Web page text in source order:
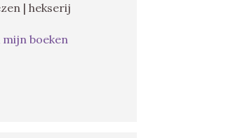
| hekserij
mijn boeken